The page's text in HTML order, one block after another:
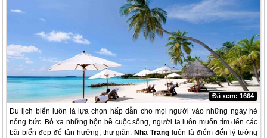
Du lịch biển luôn là lựa chọn hấp dẫn cho mọi người vào những ngày hè
nóng bức. Bỏ xa những bộn bề cuộc sống, người ta luôn muốn tìm đến các
bãi biển đẹp để tận hưởng, thư giãn. Nha Trang luôn là điểm đến lý tưởng
Đã xem: 1664